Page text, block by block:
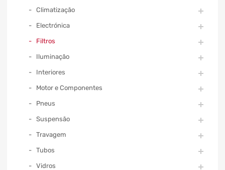
Climatização
Electrónica
Filtros
Iluminação
Interiores
Motor e Componentes
Pneus
Suspensão
Travagem
Tubos
Vidros